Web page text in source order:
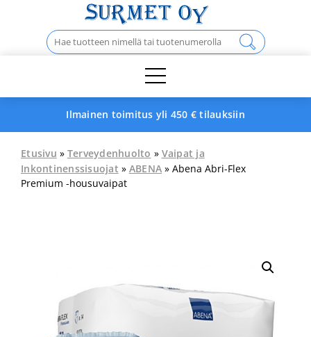
Haku:
Ilmainen toimitus yli 450 € tilauksiin
Etusivu » Terveydenhuolto » Vaipat ja
Inkontinenssisuojat » ABENA » Abena Abri-Flex
Premium -housuvaipat